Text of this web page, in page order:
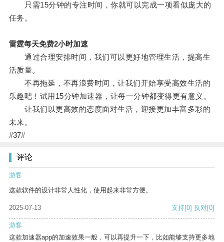
只需15分钟的专注时间，你就可以完成一项看似庞大的
任务。
雷霆每天免费2小时加速
通过合理安排时间，我们可以更好地管理生活，提高生
活质量。
不再拖延，不再浪费时间，让我们开始享受高效生活的
乐趣吧！试用15分钟加速器，让每一分钟都变得更有意义。
让我们以更高效的态度面对生活，迎接更加丰富多彩的
未来。
#37#
评论
游客
这款软件的设计非常人性化，使用起来非常方便。
2025-07-13 支持[0] 反对[0]
游客
这款加速器app的加速效果一般，可以再提升一下，比如能够支持更多地